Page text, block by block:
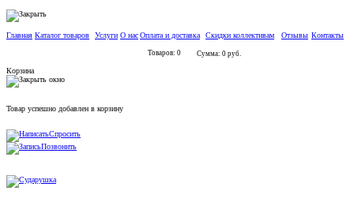
Главная Каталог товаров Услуги О насОплата и доставка Скидки коллективам Отзывы Контакты
Товаров: 0 Сумма: 0 руб.
Корзина
Товар успешно добавлен в корзину
Спросить
Позвонить